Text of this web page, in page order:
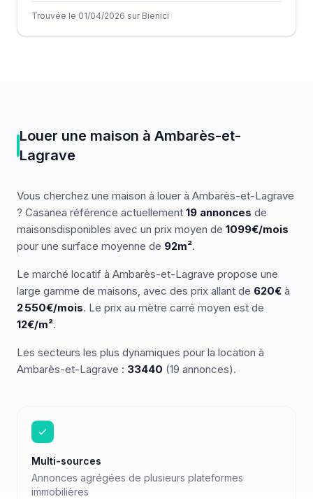
Trouvée le 01/04/2026 sur Bienici
Louer une maison à Ambarès-et-
Lagrave
Vous cherchez une maison à louer à Ambarès-et-Lagrave
? Casanea référence actuellement 19 annonces de
maisonsdisponibles avec un prix moyen de 1099€/mois
pour une surface moyenne de 92m².
Le marché locatif à Ambarès-et-Lagrave propose une
large gamme de maisons, avec des prix allant de 620€ à
2 550€/mois. Le prix au mètre carré moyen est de
12€/m².
Les secteurs les plus dynamiques pour la location à
Ambarès-et-Lagrave : 33440 (19 annonces).
Multi-sources
Annonces agrégées de plusieurs plateformes
immobilières